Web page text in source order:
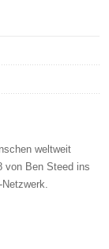
weltweit
von Ben Steed ins
-Netzwerk.